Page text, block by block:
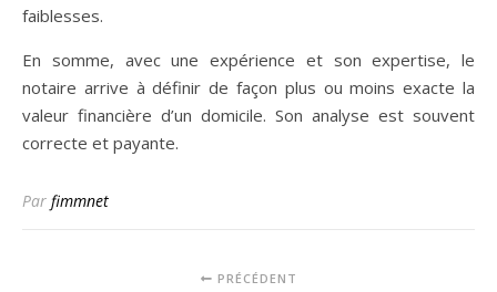
faiblesses.
En somme, avec une expérience et son expertise, le
notaire arrive à définir de façon plus ou moins exacte la
valeur financière d’un domicile. Son analyse est souvent
correcte et payante.
Par fimmnet
PRÉCÉDENT